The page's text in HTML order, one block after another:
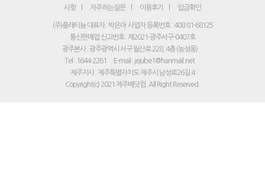
사항
자주하는질문 이용후기 입금확인
(주)플래티늄 대표자 : 박은아 사업자 등록번호 : 408-81-68125
통신판매업 신고번호 : 제2021-광주서구-0407호
광주본사 : 광주광역시 서구 월산로 228, 4층 (농성동)
Tel : 1644-2261
E-mail : jejube1@hanmail.net
제주지사 : 제주특별자치도 제주시 남성로26길 4
Copyright(c) 2021 제주배닷컴. All Right Reserved.